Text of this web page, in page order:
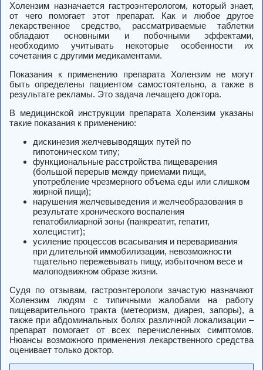
Холензим назначается гастроэнтерологом, который знает,
от чего помогает этот препарат. Как и любое другое
лекарственное средство, рассматриваемые таблетки
обладают основными и побочными эффектами,
необходимо учитывать некоторые особенности их
сочетания с другими медикаментами.
Показания к применению препарата Холензим не могут
быть определены пациентом самостоятельно, а также в
результате рекламы. Это задача лечащего доктора.
В медицинской инструкции препарата Холензим указаны
такие показания к применению:
дискинезия желчевыводящих путей по
гипотоническом типу;
функциональные расстройства пищеварения
(большой перерыв между приемами пищи,
употребление чрезмерного объема еды или слишком
жирной пищи);
нарушения желчевыведения и желчеобразования в
результате хронического воспаления
гепатобилиарной зоны (панкреатит, гепатит,
холецистит);
усиление процессов всасывания и переваривания
при длительной иммобилизации, невозможности
тщательно пережевывать пищу, избыточном весе и
малоподвижном образе жизни.
Судя по отзывам, гастроэнтерологи зачастую назначают
Холензим людям с типичными жалобами на работу
пищеварительного тракта (метеоризм, диарея, запоры), а
также при абдоминальных болях различной локализации –
препарат помогает от всех перечисленных симптомов.
Нюансы возможного применения лекарственного средства
оценивает только доктор.